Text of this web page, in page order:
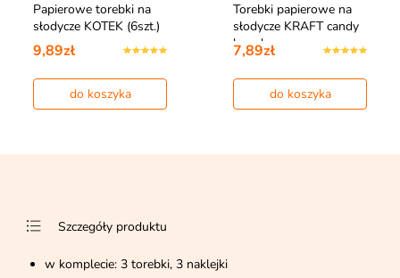
Papierowe torebki na
słodycze KOTEK (6szt.)
9,89zł
do koszyka
Torebki papierowe na
słodycze KRAFT candy
bar akce…
7,89zł
do koszyka
Szczegóły produktu
w komplecie: 3 torebki, 3 naklejki